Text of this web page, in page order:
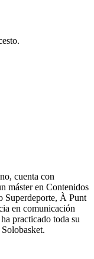
cuenta con
máster en Contenidos
Superdeporte, À Punt
en comunicación
practicado toda su